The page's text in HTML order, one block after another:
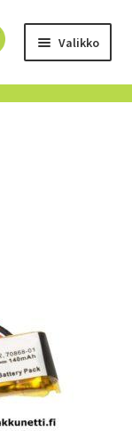
Valikko